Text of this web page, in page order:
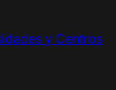
y Centros